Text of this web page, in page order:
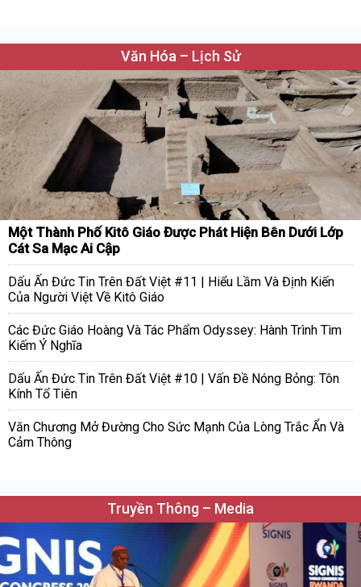
Văn Hóa – Lịch Sử
Một Thành Phố Kitô Giáo Được Phát Hiện Bên Dưới Lớp
Cát Sa Mạc Ai Cập
Dấu Ấn Đức Tin Trên Đất Việt #11 | Hiểu Lầm Và Định Kiến
Của Người Việt Về Kitô Giáo
Các Đức Giáo Hoàng Và Tác Phẩm Odyssey: Hành Trình Tìm
Kiếm Ý Nghĩa
Dấu Ấn Đức Tin Trên Đất Việt #10 | Vấn Đề Nóng Bỏng: Tôn
Kính Tổ Tiên
Văn Chương Mở Đường Cho Sức Mạnh Của Lòng Trắc Ẩn Và
Cảm Thông
Truyền Thông – Media